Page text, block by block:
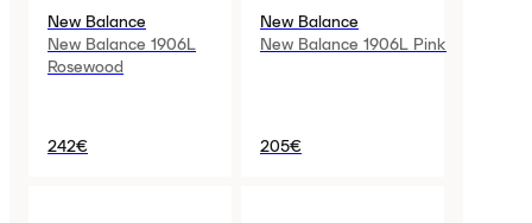
New Balance
New Balance 1906L
Rosewood
242€
New Balance
New Balance 1906L Pink
205€